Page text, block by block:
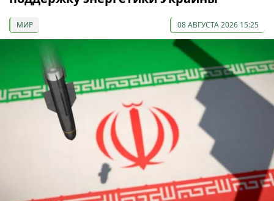
МИР 08 АВГУСТА 2026 15:25